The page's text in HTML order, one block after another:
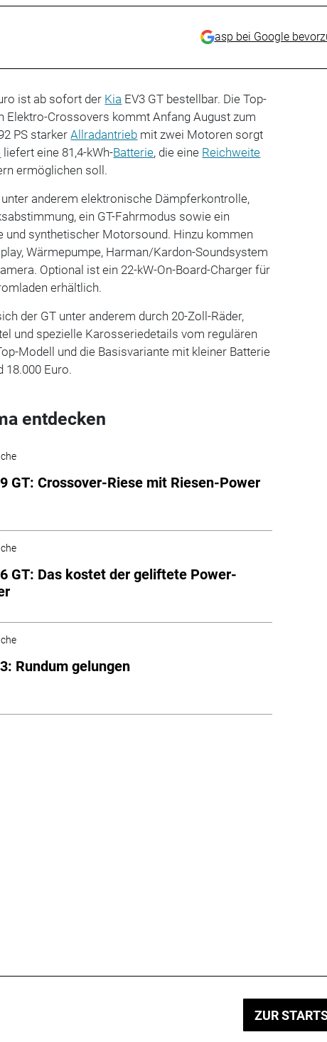
asp bei Google
ist ab sofort der Kia EV3 GT bestellbar. Die Top-
Elektro-Crossovers kommt Anfang August zum
PS starkerAllradantrieb mit zwei Motoren sorgt
liefert eine 81,4-kWh-Batterie, die eine Reichweite
ermöglichen soll.
anderem elektronische Dämpferkontrolle,
ein GT-Fahrmodus sowie ein
und synthetischer Motorsound. Hinzu kommen
Wärmepumpe, Harman/Kardon-Soundsystem
Optional ist ein 22-kW-On-Board-Charger für
erhältlich.
der GT unter anderem durch 20-Zoll-Räder,
und spezielle Karosseriedetails vom regulären
Modell und die Basisvariante mit kleiner Batterie
18.000 Euro.
entdecken
GT: Crossover-Riese mit Riesen-Power
GT: Das kostet der geliftete Power-
Rundum gelungen
ZUR